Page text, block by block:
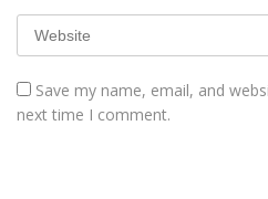
Save my name, email, and
next time I comment.